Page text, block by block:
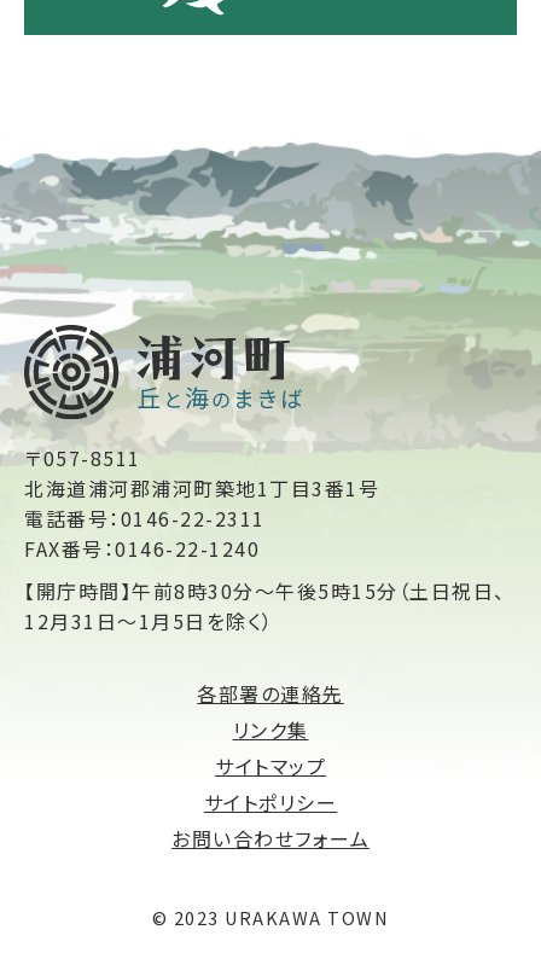
〒057-8511
北海道浦河郡浦河町築地1丁目3番1号
電話番号：0146-22-2311
FAX番号：0146-22-1240
【開庁時間】午前8時30分～午後5時15分（土日祝日、
12月31日～1月5日を除く）
各部署の連絡先
リンク集
サイトマップ
サイトポリシー
お問い合わせフォーム
© 2023 URAKAWA TOWN